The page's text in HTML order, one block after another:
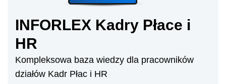
INFORLEX Kadry Płace i
HR
Kompleksowa baza wiedzy dla pracowników
działów Kadr Płac i HR